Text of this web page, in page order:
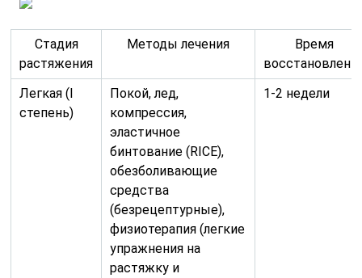
Стадия
растяжения
Методы лечения
Время
Легкая (I
степень)
Покой, лед,
компрессия,
эластичное
бинтование (RICE),
обезболивающие
средства
(безрецептурные),
физиотерапия (легкие
упражнения на
растяжку и
1-2 недели